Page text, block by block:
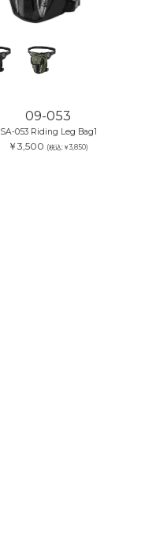
09-053
SA-053 Riding Leg Bag1
￥3,500 (税込:￥3,850)